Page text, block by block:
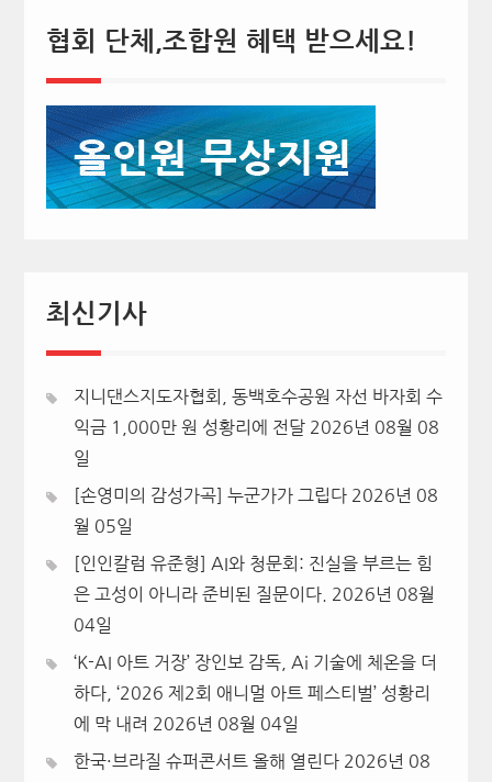
협회 단체,조합원 혜택 받으세요!
최신기사
지니댄스지도자협회, 동백호수공원 자선 바자회 수
익금 1,000만 원 성황리에 전달 2026년 08월 08
일
[손영미의 감성가곡] 누군가가 그립다 2026년 08
월 05일
[인인칼럼 유준형] AI와 청문회: 진실을 부르는 힘
은 고성이 아니라 준비된 질문이다.
2026년 08월
04일
‘K-AI 아트 거장’ 장인보 감독, Ai 기술에 체온을 더
하다, ‘2026 제2회 애니멀 아트 페스티벌’ 성황리
에 막 내려 2026년 08월 04일
한국·브라질 슈퍼콘서트 올해 열린다 2026년 08